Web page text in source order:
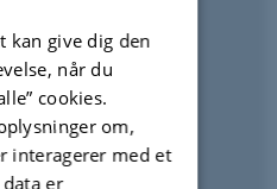
danske
kan give dig den
når du
cookies.
om,
interagerer med et
er